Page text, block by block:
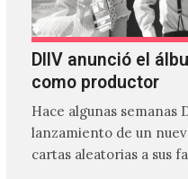
DIIV anunció el
como productor
Hace algunas semanas
lanzamiento de un
cartas aleatorias a sus